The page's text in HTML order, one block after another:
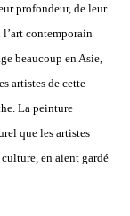
profondeur, de leur
l’art contemporain
beaucoup en Asie,
artistes de cette
La peinture
que les artistes
en aient gardé